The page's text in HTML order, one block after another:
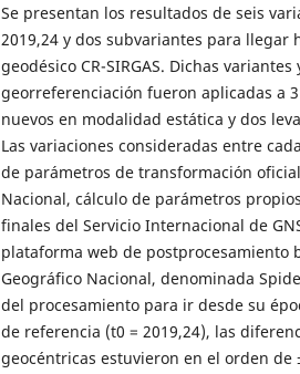
Se presentan los resultados de seis
2019,24 y dos subvariantes para llegar
geodésico CR-SIRGAS. Dichas
georreferenciación fueron aplicadas a
nuevos en modalidad estática y dos
Las variaciones consideradas entre
de parámetros de transformación
Nacional, cálculo de parámetros
finales del Servicio Internacional de
plataforma web de
Geográfico Nacional, denominada
del procesamiento para ir desde su
de referencia (t0 = 2019,24), las
geocéntricas estuvieron en el orden de